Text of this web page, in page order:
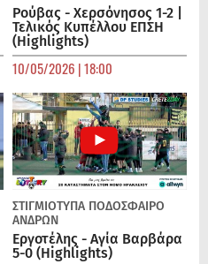
Ρούβας - Χερσόνησος 1-2 |
Τελικός Κυπέλλου ΕΠΣΗ
(Highlights)
10/05/2026 | 18:00
ΣΤΙΓΜΙΟΤΥΠΑ ΠΟΔΌΣΦΑΙΡΟ
ΑΝΔΡΏΝ
Εργοτέλης - Αγία Βαρβάρα
5-0 (Highlights)